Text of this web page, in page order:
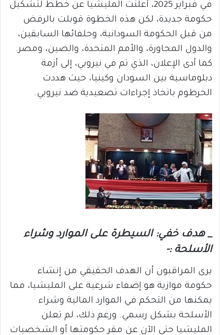
في فبراير 2025، أعلنت المليشيا عن خطط لتشكيل
حكومة جديدة، لكن هذه الخطوة قوبلت بالرفض
من قبل الحكومة السودانية، وحلفائها السابقين،
والدول المجاورة، والأمم المتحدة، والصين، ومصر.
كما أدى الإعلان، الذي تم في نيروبي، إلى أزمة
دبلوماسية بين السودان وكينيا، حيث هددت
الخرطوم باتخاذ إجراءات تصعيدية ضد نيروبي.
_ هدف خفي: السيطرة على الموارد وشراء
الأسلحة :-
يرى المراقبون أن الهدف الحقيقي من إنشاء
حكومة موازية هو إضفاء شرعية على المليشيا، مما
يمكنها من التحكم في الموارد المالية وشراء
الأسلحة بشكل رسمي. ورغم ذلك، لم تعلن
المليشيا حتى الآن عن مقر حكومتها أو الشخصيات